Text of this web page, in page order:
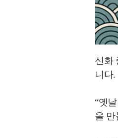
신화
니다.
“옛
을 만